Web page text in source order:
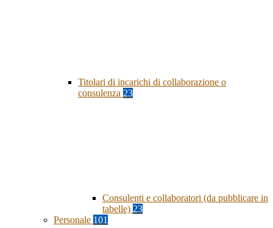
Titolari di incarichi di collaborazione o
consulenza 23
Consulenti e collaboratori (da pubblicare in
tabelle) 23
Personale 101